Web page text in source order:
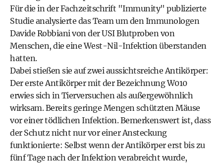
Für die in der Fachzeitschrift "Immunity" publizierte
Studie analysierte das Team um den Immunologen
Davide Robbiani von der USI Blutproben von
Menschen, die eine West-Nil-Infektion überstanden
hatten.
Dabei stießen sie auf zwei aussichtsreiche Antikörper:
Der erste Antikörper mit der Bezeichnung W010
erwies sich in Tierversuchen als außergewöhnlich
wirksam. Bereits geringe Mengen schützten Mäuse
vor einer tödlichen Infektion. Bemerkenswert ist, dass
der Schutz nicht nur vor einer Ansteckung
funktionierte: Selbst wenn der Antikörper erst bis zu
fünf Tage nach der Infektion verabreicht wurde,